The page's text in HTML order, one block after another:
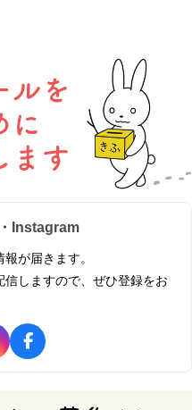
Instagram
が届きます。
しますので、ぜひ登録をお